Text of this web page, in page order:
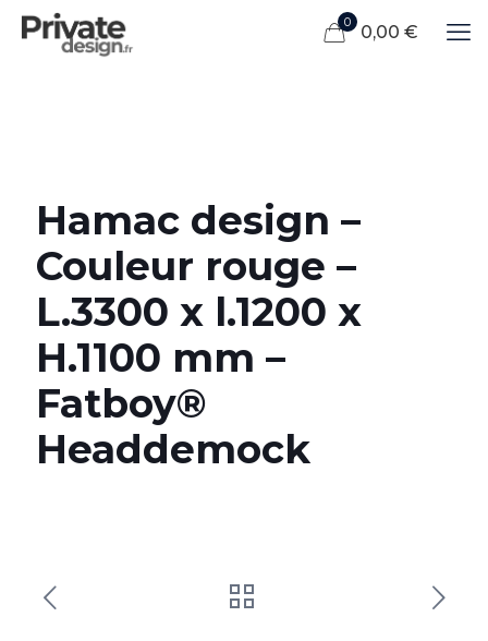
0 0,00 €
Hamac design –
Couleur rouge –
L.3300 x l.1200 x
H.1100 mm –
Fatboy®
Headdemock